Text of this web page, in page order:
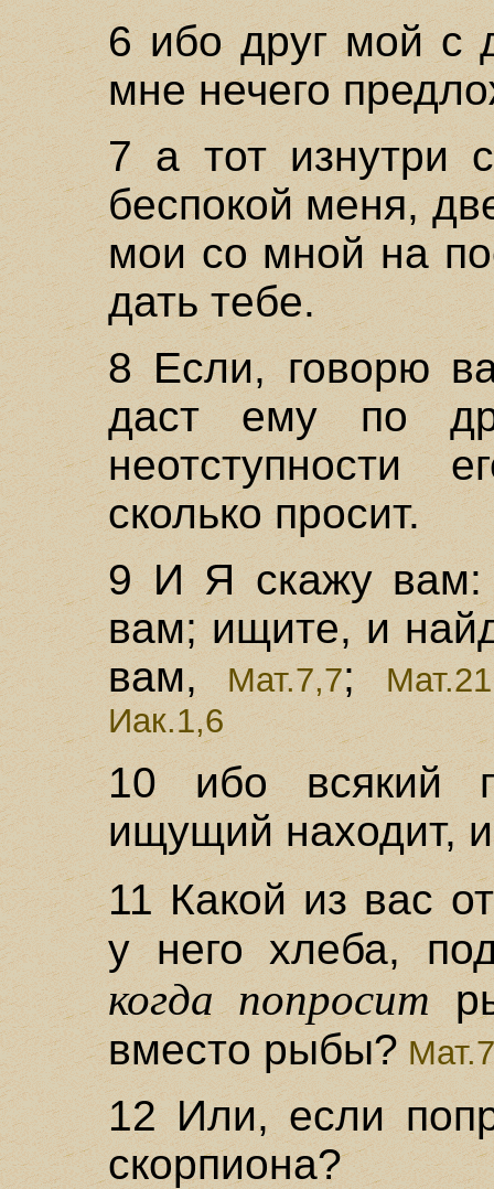
6 ибо друг мой с
мне нечего
7 а тот изнутри
беспокой меня,
мои со мной на
дать тебе.
8 Если, говорю
даст ему по
неотступности
сколько просит.
9 И Я скажу вам:
вам; ищите, и
вам, Мат.7,7;
Иак.1,6
10 ибо всякий
ищущий находит,
11 Какой из вас
у него хлеба,
когда попросит
вместо рыбы?
12 Или, если
скорпиона?